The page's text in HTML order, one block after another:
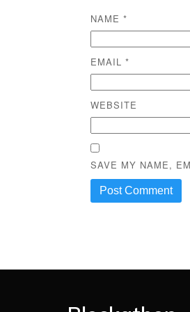
NAME*
EMAIL*
WEBSITE
SAVE MY NAME,